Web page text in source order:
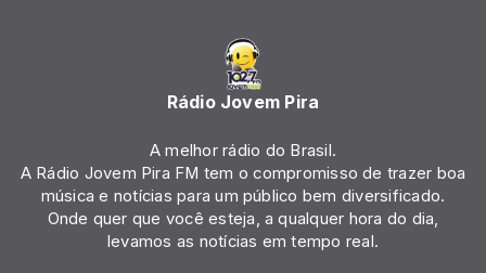
Rádio Jovem Pira
A melhor rádio do Brasil.
A Rádio Jovem Pira FM tem o compromisso de trazer boa
música e notícias para um público bem diversificado.
Onde quer que você esteja, a qualquer hora do dia,
levamos as notícias em tempo real.